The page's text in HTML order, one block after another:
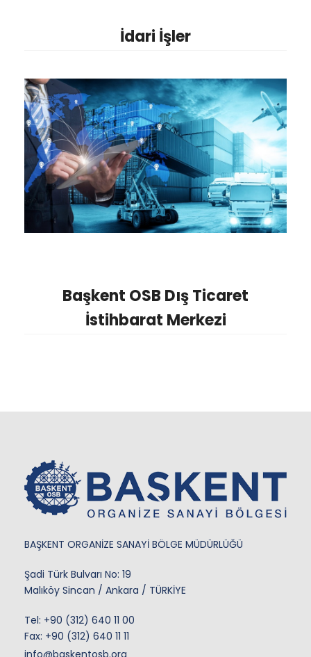
İdari İşler
Başkent OSB Dış Ticaret
İstihbarat Merkezi
BAŞKENT ORGANİZE SANAYİ BÖLGE MÜDÜRLÜĞÜ
Şadi Türk Bulvarı No: 19
Malıköy Sincan / Ankara / TÜRKİYE
Tel: +90 (312) 640 11 00
Fax: +90 (312) 640 11 11
info@baskentosb.org